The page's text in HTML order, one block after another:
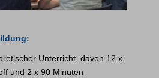
Unterricht, davon 12 x
und 2 x 90 Minuten